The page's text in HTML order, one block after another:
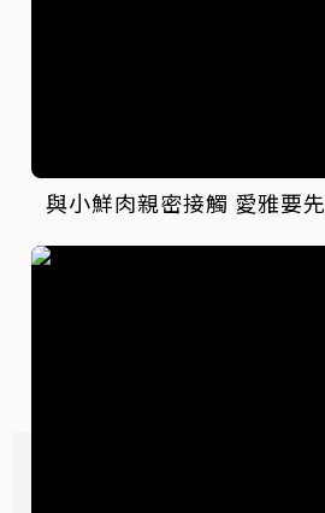
與小鮮肉親密接觸 愛雅要